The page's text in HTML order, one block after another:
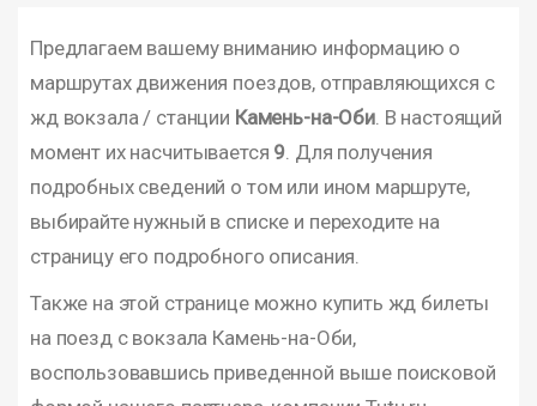
Предлагаем вашему вниманию информацию о
маршрутах движения поездов, отправляющихся с
жд вокзала / станции Камень-на-Оби. В настоящий
момент их насчитывается 9 . Для получения
подробных сведений о том или ином маршруте,
выбирайте нужный в списке и переходите на
страницу его подробного описания.
Также на этой странице можно купить жд билеты
на поезд с вокзала Камень-на-Оби,
воспользовавшись приведенной выше поисковой